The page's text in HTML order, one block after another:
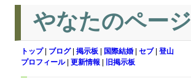
やなたのページ
トップ| ブログ| 掲示板 国際結婚 セブ| 登山
プロフィール| 更新情報 旧掲示板